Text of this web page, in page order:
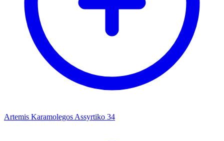
Artemis Karamolegos Assyrtiko 34